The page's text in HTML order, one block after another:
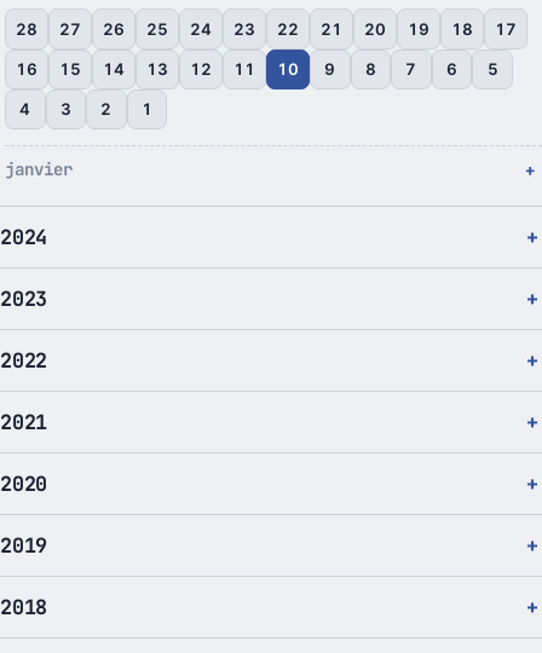
28 27 26 25 24 23 22 21 20 19 18 17
16 15 14 13 12 11 10 9 8 7 6 5
4 3 2 1
janvier
2024
2023
2022
2021
2020
2019
2018